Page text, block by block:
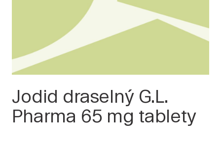
Jodid draselný G.L.
Pharma 65 mg tablety